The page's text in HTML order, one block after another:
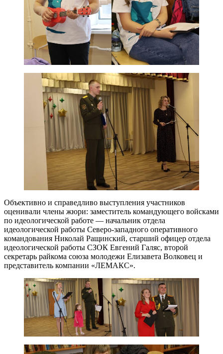
Объективно и справедливо выступления участников
оценивали члены жюри: заместитель командующего войсками
по идеологической работе — начальник отдела
идеологической работы Северо-западного оперативного
командования Николай Ращинский, старший офицер отдела
идеологической работы СЗОК Евгений Галяс, второй
секретарь райкома союза молодежи Елизавета Волковец и
представитель компании «ЛЕМАКС».